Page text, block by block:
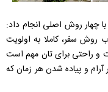
چهار روش اصلی انجام داد:
روش سفر، کاملا به اولویت‌
و راحتی برای تان مهم است
و پیاده شدن هر زمان که